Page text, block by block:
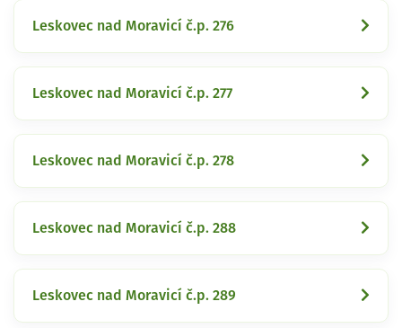
Leskovec nad Moravicí č.p. 276
Leskovec nad Moravicí č.p. 277
Leskovec nad Moravicí č.p. 278
Leskovec nad Moravicí č.p. 288
Leskovec nad Moravicí č.p. 289